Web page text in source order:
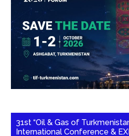
31st “Oil & Gas of
International Conference &